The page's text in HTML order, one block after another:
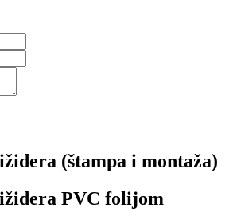
(štampa i montaža)
PVC folijom